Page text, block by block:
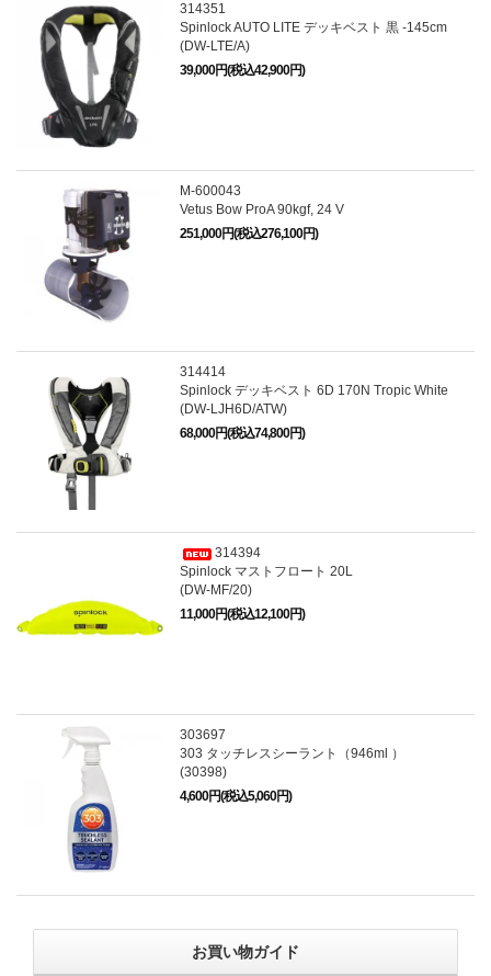
314351
Spinlock AUTO LITE デッキベスト 黒 -145cm
(DW-LTE/A)
39,000円(税込42,900円)
M-600043
Vetus Bow ProA 90kgf, 24 V
251,000円(税込276,100円)
314414
Spinlock デッキベスト 6D 170N Tropic White
(DW-LJH6D/ATW)
68,000円(税込74,800円)
314394
Spinlock マストフロート 20L
(DW-MF/20)
11,000円(税込12,100円)
303697
303 タッチレスシーラント（946ml ）
(30398)
4,600円(税込5,060円)
お買い物ガイド